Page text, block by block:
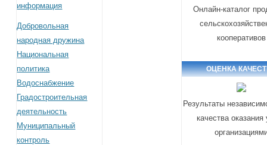
информация
Добровольная
народная дружина
Национальная
политика
Водоснабжение
Градостроительная
деятельность
Муниципальный
контроль
Онлайн-каталог
кооперативов
ОЦЕНКА
Результаты
качества оказания